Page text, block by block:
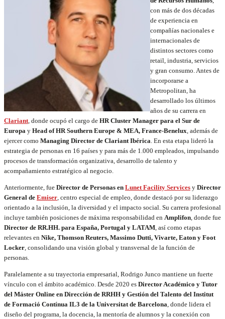
con más de dos décadas
de experiencia en
compañías nacionales e
internacionales de
distintos sectores como
retail, industria, servicios
y gran consumo. Antes de
incorporarse a
Metropolitan, ha
desarrollado los últimos
años de su carrera en
Clariant, donde ocupó el cargo de HR Cluster Manager para el Sur de
Europa y Head of HR Southern Europe & MEA, France-Benelux, además de
ejercer como Managing Director de Clariant Ibérica. En esta etapa lideró la
estrategia de personas en 16 países y para más de 1.000 empleados, impulsando
procesos de transformación organizativa, desarrollo de talento y
acompañamiento estratégico al negocio.
Anteriormente, fue Director de Personas en Lunet Facility Services y Director
General de Emiser, centro especial de empleo, donde destacó por su liderazgo
orientado a la inclusión, la diversidad y el impacto social. Su carrera profesional
incluye también posiciones de máxima responsabilidad en Amplifon, donde fue
Director de RR.HH. para España, Portugal y LATAM, así como etapas
relevantes en Nike, Thomson Reuters, Massimo Dutti, Vivarte, Eaton y Foot
Locker, consolidando una visión global y transversal de la función de
personas.
Paralelamente a su trayectoria empresarial, Rodrigo Junco mantiene un fuerte
vínculo con el ámbito académico. Desde 2020 es Director Académico y Tutor
del Máster Online en Dirección de RRHH y Gestión del Talento del Institut
de Formació Contínua IL3 de la Universitat de Barcelona, donde lidera el
diseño del programa, la docencia, la mentoría de alumnos y la conexión con